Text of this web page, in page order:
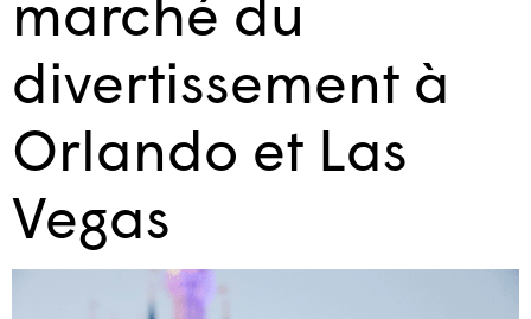
divertissement à
Orlando et Las
Vegas